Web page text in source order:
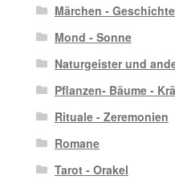
Märchen -
Mond - Sonne
Naturgeister und
Pflanzen- Bäume -
Rituale - Zeremonien
Romane
Tarot - Orakel